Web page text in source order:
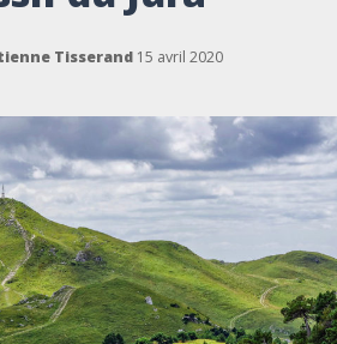
Tisserand 15 avril 2020